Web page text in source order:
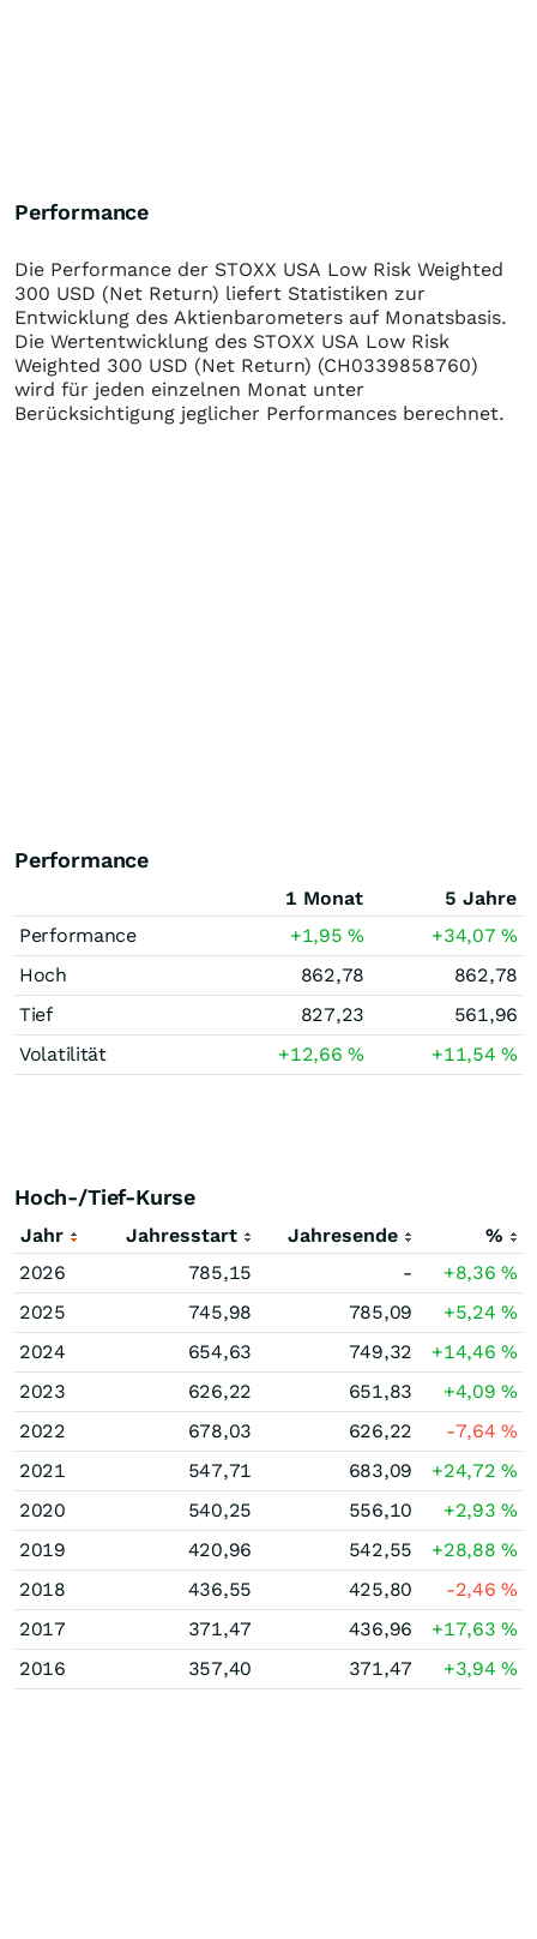
Performance
Die Performance der STOXX USA Low Risk Weighted
300 USD (Net Return) liefert Statistiken zur
Entwicklung des Aktienbarometers auf Monatsbasis.
Die Wertentwicklung des STOXX USA Low Risk
Weighted 300 USD (Net Return) (CH0339858760)
wird für jeden einzelnen Monat unter
Berücksichtigung jeglicher Performances berechnet.
Performance
1 Monat
5 Jahre
Performance
+1,95% +34,07%
Hoch
862,78
862,78
Tief
827,23
561,96
Volatilität
+12,66% +11,54%
Hoch-/Tief-Kurse
Jahr Jahresstart Jahresende
%
2026
785,15 - +8,36%
2025
745,98 785,09 +5,24%
2024
654,63 749,32 +14,46%
2023
626,22 651,83 +4,09%
2022
678,03 626,22 -7,64%
2021
547,71 683,09 +24,72%
2020
540,25 556,10 +2,93%
2019
420,96 542,55 +28,88%
2018
436,55 425,80 -2,46%
2017
371,47 436,96 +17,63%
2016
357,40 371,47 +3,94%